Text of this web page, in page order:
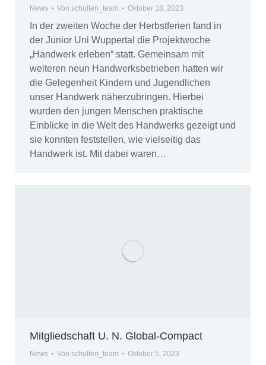
News Von schulten_team Oktober 18, 2023
In der zweiten Woche der Herbstferien fand in
der Junior Uni Wuppertal die Projektwoche
„Handwerk erleben“ statt. Gemeinsam mit
weiteren neun Handwerksbetrieben hatten wir
die Gelegenheit Kindern und Jugendlichen
unser Handwerk näherzubringen. Hierbei
wurden den jungen Menschen praktische
Einblicke in die Welt des Handwerks gezeigt und
sie konnten feststellen, wie vielseitig das
Handwerk ist. Mit dabei waren…
Mitgliedschaft U. N. Global-Compact
News Von schulten_team Oktober 5, 2023